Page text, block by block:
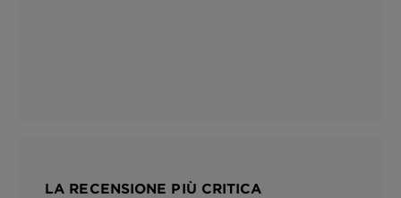
LA RECENSIONE PIÙ CRITICA